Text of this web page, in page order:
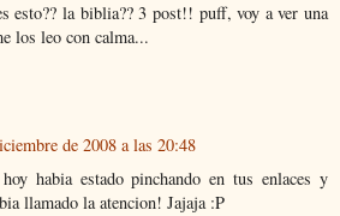
esto?? la biblia?? 3 post!! puff, voy a ver una
los leo con calma...
de 2008 a las 20:48
habia estado pinchando en tus enlaces y
llamado la atencion! Jajaja :P